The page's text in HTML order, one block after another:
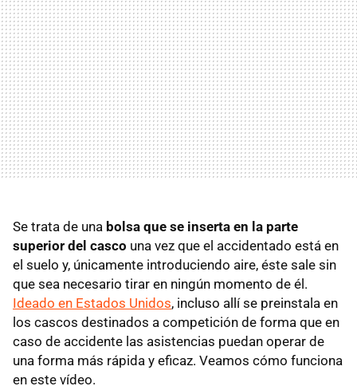
Se trata de una bolsa que se inserta en la parte
superior del casco una vez que el accidentado está en
el suelo y, únicamente introduciendo aire, éste sale sin
que sea necesario tirar en ningún momento de él.
Ideado en Estados Unidos, incluso allí se preinstala en
los cascos destinados a competición de forma que en
caso de accidente las asistencias puedan operar de
una forma más rápida y eficaz. Veamos cómo funciona
en este vídeo.